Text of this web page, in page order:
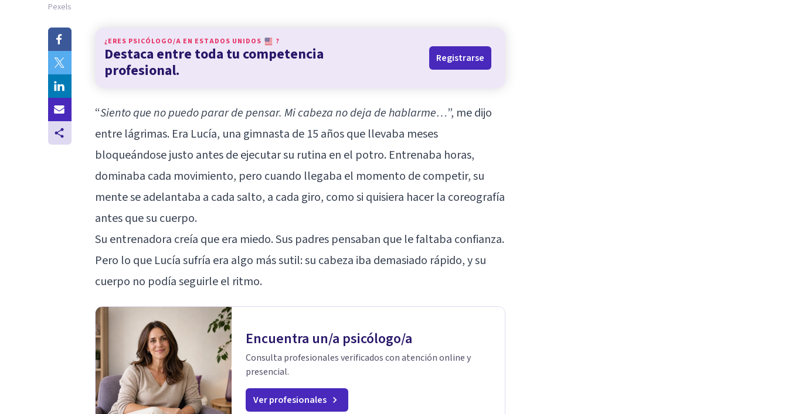
Pexels
¿ERES PSICÓLOGO/A EN ESTADOS UNIDOS ?
Destaca entre toda tu competencia
profesional.
Registrarse
“Siento que no puedo parar de pensar. Mi cabeza no deja de hablarme…”, me dijo
entre lágrimas. Era Lucía, una gimnasta de 15 años que llevaba meses
bloqueándose justo antes de ejecutar su rutina en el potro. Entrenaba horas,
dominaba cada movimiento, pero cuando llegaba el momento de competir, su
mente se adelantaba a cada salto, a cada giro, como si quisiera hacer la coreografía
antes que su cuerpo.
Su entrenadora creía que era miedo. Sus padres pensaban que le faltaba confianza.
Pero lo que Lucía sufría era algo más sutil: su cabeza iba demasiado rápido, y su
cuerpo no podía seguirle el ritmo.
Encuentra un/a psicólogo/a
Consulta profesionales verificados con atención online y
presencial.
Ver profesionales